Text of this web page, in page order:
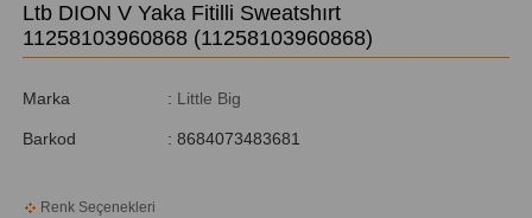
Ltb DION V Yaka Fitilli Sweatshırt
11258103960868 (11258103960868)
Marka : Little Big
Barkod : 8684073483681
Renk Seçenekleri